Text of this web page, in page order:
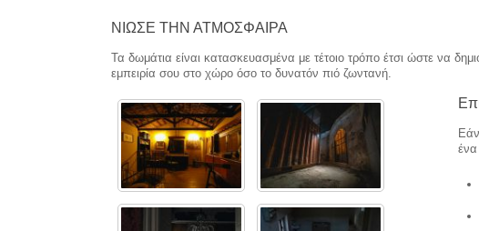
ΝΙΩΣΕ ΤΗΝ ΑΤΜΟΣΦΑΙΡΑ
Τα δωμάτια είναι κατασκευασμένα με τέτοιο τρόπο έτσι ώστε να
εμπειρία σου στο χώρο όσο το δυνατόν πιό ζωντανή.
ένα